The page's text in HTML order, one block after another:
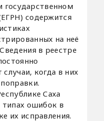
государственном
содержится
на неё
в реестре
когда в них
Саха
типах ошибок в
их исправления.